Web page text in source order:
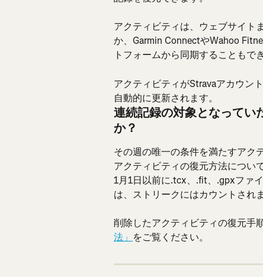
アクティビティは、ウェブサイト
か、Garmin ConnectやWahoo
トフォームから同期することもで
アクティビティがStravaアカウン
自動的に更新されます。
連続記録の対象となってい
か？
その週の唯一の条件を満たすアク
アクティビティの復元方法について
1月1日以前に.tcx、.fit、.gpxファ
は、ストリークにはカウントされま
削除したアクティビティの復元手
法」 をご覧ください。